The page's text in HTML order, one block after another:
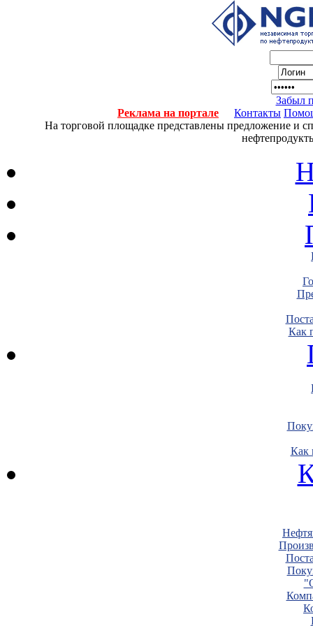
Забыл
Реклама на портале
Контакты
На торговой площадке представлены предложение и
Как
Как